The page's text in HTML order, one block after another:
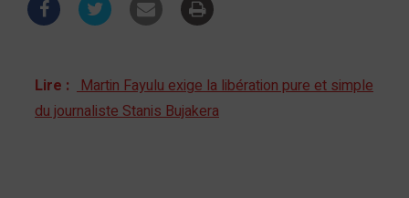
Lire : Martin Fayulu exige la libération pure et simple
du journaliste Stanis Bujakera